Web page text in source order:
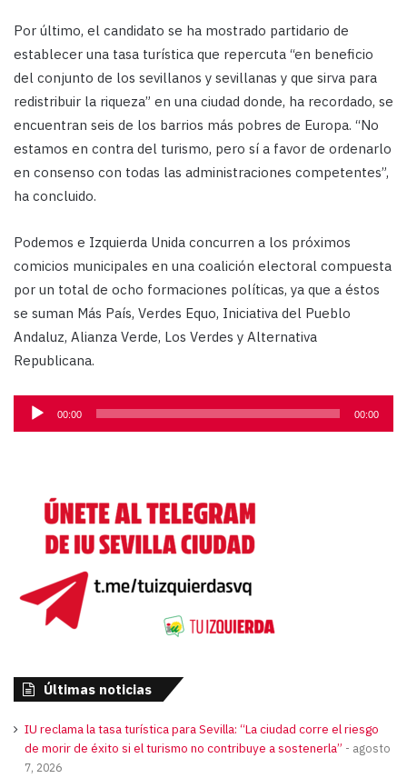
Por último, el candidato se ha mostrado partidario de
establecer una tasa turística que repercuta “en beneficio
del conjunto de los sevillanos y sevillanas y que sirva para
redistribuir la riqueza” en una ciudad donde, ha recordado, se
encuentran seis de los barrios más pobres de Europa. “No
estamos en contra del turismo, pero sí a favor de ordenarlo
en consenso con todas las administraciones competentes”,
ha concluido.
Podemos e Izquierda Unida concurren a los próximos
comicios municipales en una coalición electoral compuesta
por un total de ocho formaciones políticas, ya que a éstos
se suman Más País, Verdes Equo, Iniciativa del Pueblo
Andaluz, Alianza Verde, Los Verdes y Alternativa
Republicana.
Reproductor
de
00:00 00:00
Últimas noticias
IU reclama la tasa turística para Sevilla: “La ciudad corre el riesgo
de morir de éxito si el turismo no contribuye a sostenerla”
agosto
7, 2026